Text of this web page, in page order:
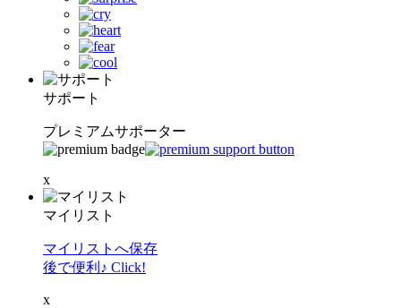
サポート
プレミアムサポーター
x
マイリスト
マイリストへ保存
後で便利♪ Click!
x